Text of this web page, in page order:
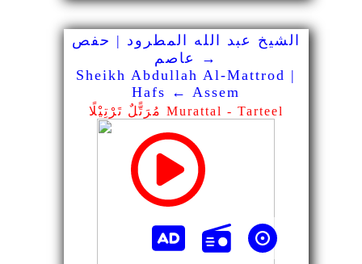
الشيخ عبد الله المطرود | حفص
→ عاصم
Sheikh Abdullah Al-Mattrod |
Hafs ← Assem
مُرَتًّلٌ تَرْتِيْلًا Murattal - Tarteel